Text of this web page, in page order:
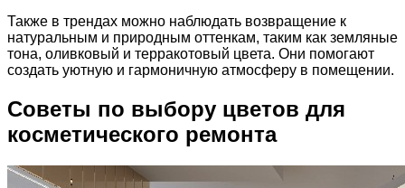
Также в трендах можно наблюдать возвращение к
натуральным и природным оттенкам, таким как земляные
тона, оливковый и терракотовый цвета. Они помогают
создать уютную и гармоничную атмосферу в помещении.
Советы по выбору цветов для
косметического ремонта